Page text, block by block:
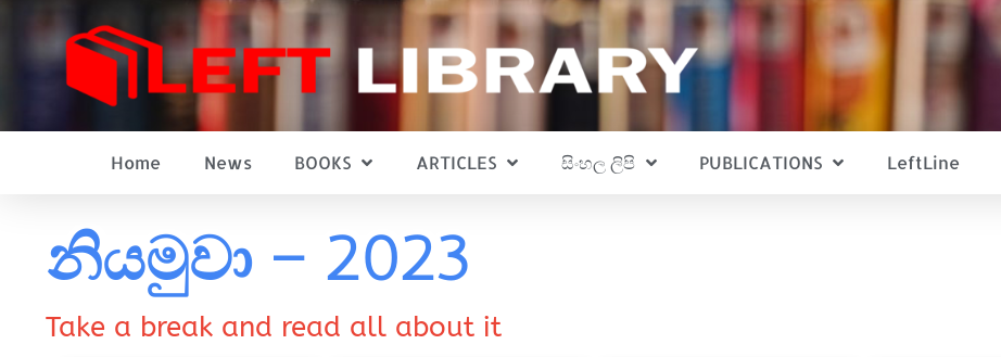
Home News BOOKS ARTICLES සිංහල ලිපි PUBLICATIONS LeftLine
නියමුවා – 2023
Take a break and read all about it